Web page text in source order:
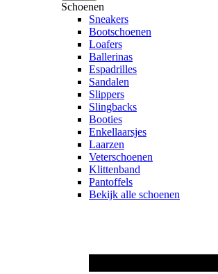
Schoenen
Sneakers
Bootschoenen
Loafers
Ballerinas
Espadrilles
Sandalen
Slippers
Slingbacks
Booties
Enkellaarsjes
Laarzen
Veterschoenen
Klittenband
Pantoffels
Bekijk alle schoenen